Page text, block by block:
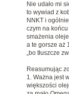
Nie udało mi
to wywiad z
NNKT i
czym na
smażenia
a te gorsze aż
„bo tłuszcze
Reasumując
1. Ważna jest
większości